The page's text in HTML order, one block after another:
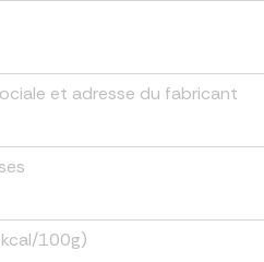
et adresse du fabricant
100g)